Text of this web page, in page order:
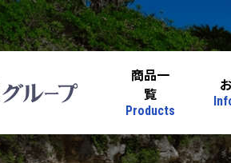
商品一
覧
Products